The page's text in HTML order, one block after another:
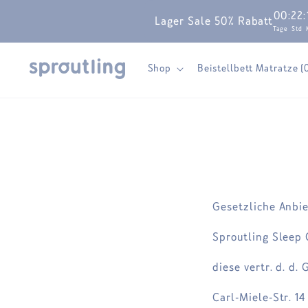
Lager Sale 50% Rabatt00
Tage
:22
Std
:
Shop Beistellbett Matratze
Gesetzliche
Sproutling Sleep
diese vertr. d. d.
Carl-Miele-Str. 14